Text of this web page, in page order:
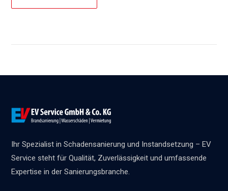
Ihr Spezialist in Schadensanierung und Instandsetzung – EV
Service steht für Qualität, Zuverlässigkeit und umfassende
Expertise in der Sanierungsbranche.